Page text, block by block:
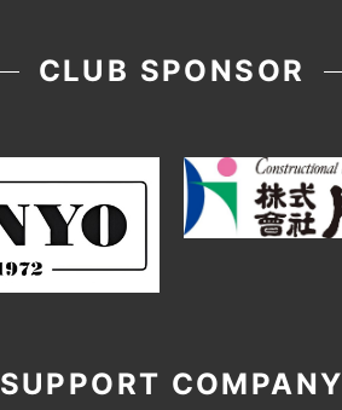
CLUB SPONSOR
SUPPORT COMPANY